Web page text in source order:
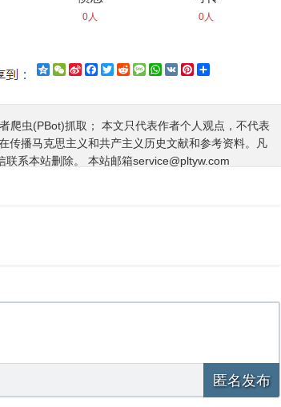
0人 0人
QzoneWeChat
Sina Facebook
TwitterRedditMessageWhatsApp
VK Pinterest
爬虫(PBot)抓取； 本文只代表作者个人观点，不代表
传播马克思主义和共产主义历史文献和参考资料。凡
联系本站删除。 本站邮箱service@pltyw.com
匿名发布